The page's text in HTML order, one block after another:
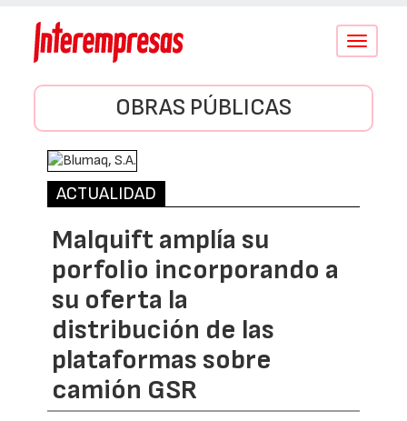
Conmutar
OBRAS PÚBLICAS
ACTUALIDAD
Malquift amplía su
porfolio incorporando a
su oferta la
distribución de las
plataformas sobre
camión GSR